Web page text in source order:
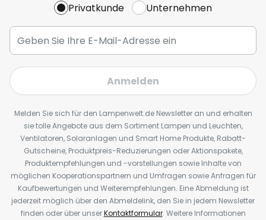
Privatkunde Unternehmen
Anmelden
Melden Sie sich für den Lampenwelt.de Newsletter an und erhalten
sie tolle Angebote aus dem Sortiment Lampen und Leuchten,
Ventilatoren, Solaranlagen und Smart Home Produkte, Rabatt-
Gutscheine, Produktpreis-Reduzierungen oder Aktionspakete,
Produktempfehlungen und -vorstellungen sowie Inhalte von
möglichen Kooperationspartnern und Umfragen sowie Anfragen für
Kaufbewertungen und Weiterempfehlungen. Eine Abmeldung ist
jederzeit möglich über den Abmeldelink, den Sie in jedem Newsletter
finden oder über unserKontaktformular. Weitere Informationen